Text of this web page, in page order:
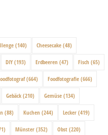
(140) Cheesecake (48)
DIY (193) Erdbeeren (47) Fisch (65)
(664) Foodfotografie (666)
Gebäck (210) Gemüse (134)
(88) Kuchen (244) Lecker (419)
Münster (352) Obst (220)